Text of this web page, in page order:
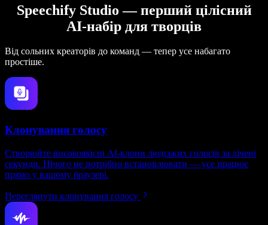
Speechify Studio — перший цілісний
AI-набір для творців
Від сольних креаторів до команд — тепер усе набагато
простіше.
Клонування голосу
Створюйте високоякісні AI-клони людських голосів за лічені
секунди. Нічого не потрібно встановлювати — усе працює
прямо у вашому браузері.
Переглянути клонування голосу